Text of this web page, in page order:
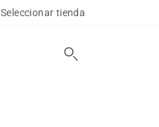
Seleccionar tienda